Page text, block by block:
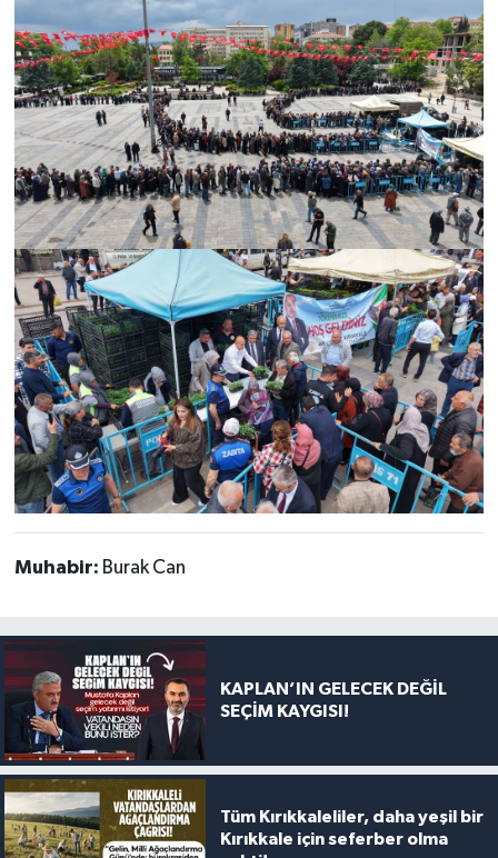
Muhabir: Burak Can
KAPLAN’IN GELECEK DEĞİL
SEÇİM KAYGISI!
Tüm Kırıkkaleliler, daha yeşil bir
Kırıkkale için seferber olma